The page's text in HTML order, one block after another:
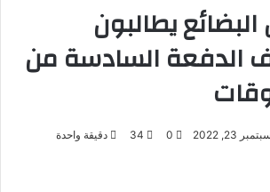
يطالبون
الدفعة السادسة من
سبتمبر 23, 2022 0
34 دقيقة واحدة